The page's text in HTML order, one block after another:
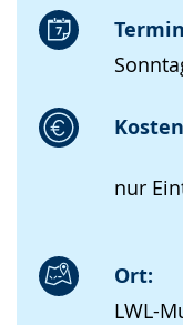
nur
Ort:
LWL-